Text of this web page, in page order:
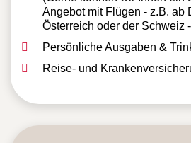
Angebot mit Flügen - z.B. ab
Österreich oder der Schweiz
Persönliche Ausgaben &
Reise- und